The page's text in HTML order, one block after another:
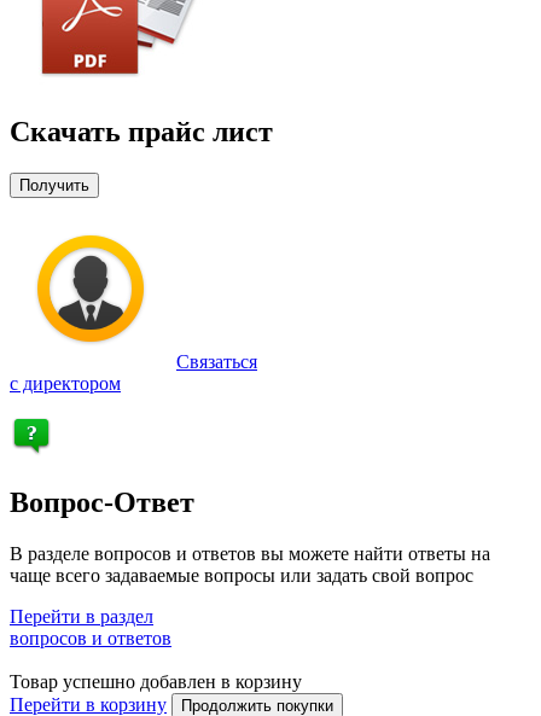
Скачать прайс лист
Получить
Связаться
с директором
Вопрос-Ответ
В разделе вопросов и ответов вы можете найти ответы на
чаще всего задаваемые вопросы или задать свой вопрос
Перейти в раздел
вопросов и ответов
Товар успешно добавлен в корзину
Перейти в корзину
Продолжить покупки